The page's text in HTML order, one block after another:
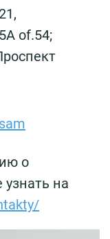
of.54;
о
на